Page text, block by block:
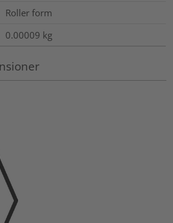
Roller form
0.00009 kg